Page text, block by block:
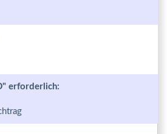
erforderlich: